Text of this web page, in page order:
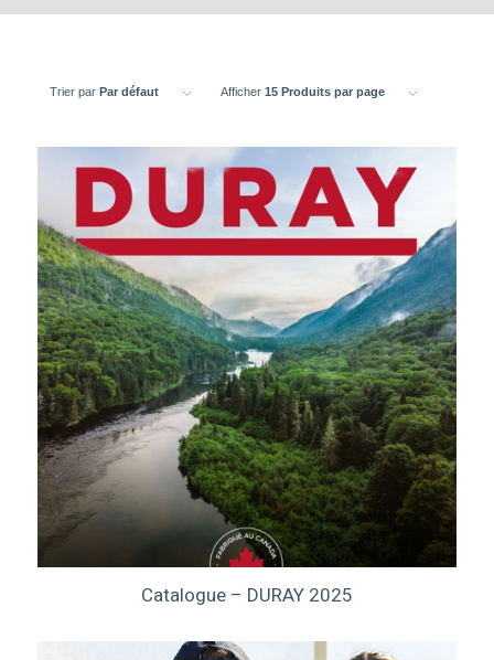
Trier par Par défaut Afficher 15 Produits par page
Catalogue – DURAY 2025